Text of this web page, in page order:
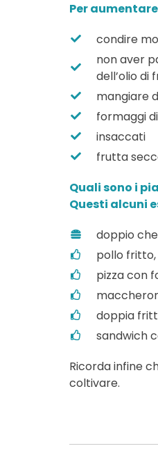
Per
condire
non aver
dell’olio di
mangiare
formaggi
insaccati
frutta
Quali sono i
Questi alcuni
doppio
pollo
pizza con
doppia
sandwich
Ricorda infine
coltivare.